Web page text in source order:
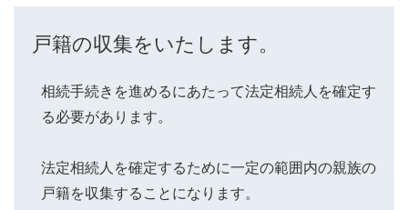
戸籍の収集をいたします。
相続手続きを進めるにあたって法定相続人を確定す
る必要があります。
法定相続人を確定するために一定の範囲内の親族の
戸籍を収集することになります。